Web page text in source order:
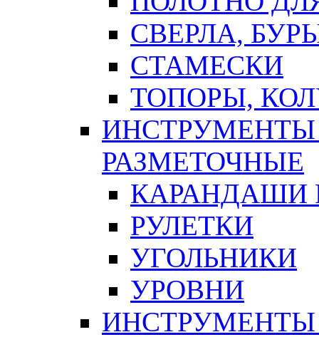
СВЕРЛА,
СТАМЕСКИ
ТОПОРЫ,
ИНСТРУМЕНТЫ
РАЗМЕТОЧНЫЕ
КАРАНДАШИ
РУЛЕТКИ
УГОЛЬНИКИ
УРОВНИ